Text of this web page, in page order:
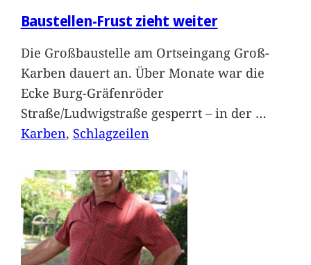
Baustellen-Frust zieht weiter
Die Großbaustelle am Ortseingang Groß-
Karben dauert an. Über Monate war die
Ecke Burg-Gräfenröder
Straße/Ludwigstraße gesperrt – in der …
Karben, Schlagzeilen